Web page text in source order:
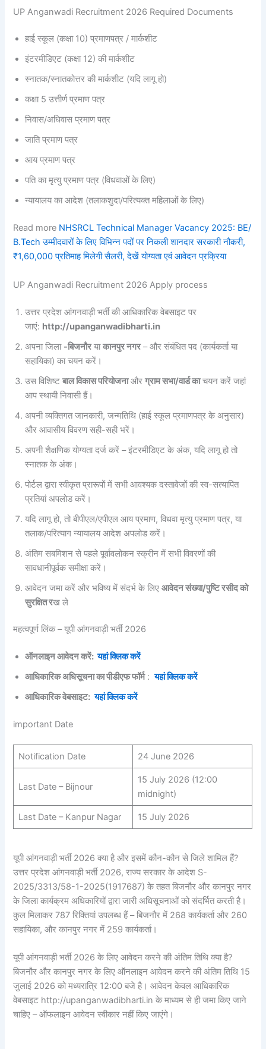
UP Anganwadi Recruitment 2026 Required Documents
हाई स्कूल (कक्षा 10) प्रमाणपत्र / मार्कशीट
इंटरमीडिएट (कक्षा 12) की मार्कशीट
स्नातक/स्नातकोत्तर की मार्कशीट (यदि लागू हो)
कक्षा 5 उत्तीर्ण प्रमाण पत्र
निवास/अधिवास प्रमाण पत्र
जाति प्रमाण पत्र
आय प्रमाण पत्र
पति का मृत्यु प्रमाण पत्र (विधवाओं के लिए)
न्यायालय का आदेश (तलाकशुदा/परित्यक्त महिलाओं के लिए)
Read more NHSRCL Technical Manager Vacancy 2025: BE/
B.Tech उम्मीदवारों के लिए विभिन्न पदों पर निकली शानदार सरकारी नौकरी,
₹1,60,000 प्रतिमाह मिलेगी सैलरी, देखें योग्यता एवं आवेदन प्रक्रिया
UP Anganwadi Recruitment 2026 Apply process
उत्तर प्रदेश आंगनवाड़ी भर्ती की आधिकारिक वेबसाइट पर
जाएं: http://upanganwadibharti.in
अपना जिला -बिजनौरयाकानपुर नगर– और संबंधित पद (कार्यकर्ता या
सहायिका) का चयन करें।
उस विशिष्टबाल विकास परियोजनाऔरग्राम सभा/वार्ड काचयन करें जहां
आप स्थायी निवासी हैं।
अपनी व्यक्तिगत जानकारी, जन्मतिथि (हाई स्कूल प्रमाणपत्र के अनुसार)
और आवासीय विवरण सही-सही भरें।
अपनी शैक्षणिक योग्यता दर्ज करें – इंटरमीडिएट के अंक, यदि लागू हो तो
स्नातक के अंक।
पोर्टल द्वारा स्वीकृत प्रारूपों में सभी आवश्यक दस्तावेजों की स्व-सत्यापित
प्रतियां अपलोड करें।
यदि लागू हो, तो बीपीएल/एपीएल आय प्रमाण, विधवा मृत्यु प्रमाण पत्र, या
तलाक/परित्याग न्यायालय आदेश अपलोड करें।
अंतिम सबमिशन से पहले पूर्वावलोकन स्क्रीन में सभी विवरणों की
सावधानीपूर्वक समीक्षा करें।
आवेदन जमा करें और भविष्य में संदर्भ के लिएआवेदन संख्या/पुष्टि रसीद को
सुरक्षित रख ले
महत्वपूर्ण लिंक – यूपी आंगनवाड़ी भर्ती 2026
ऑनलाइन आवेदन करें:यहां क्लिक करें
आधिकारिक अधिसूचना का पीडीएफ फॉर्म:यहां क्लिक करें
आधिकारिक वेबसाइट: यहां क्लिक करें
important Date
Notification Date 24 June 2026
Last Date – Bijnour
15 July 2026 (12:00
midnight)
Last Date – Kanpur Nagar 15 July 2026
यूपी आंगनवाड़ी भर्ती 2026 क्या है और इसमें कौन-कौन से जिले शामिल हैं?
उत्तर प्रदेश आंगनवाड़ी भर्ती 2026, राज्य सरकार के आदेश S-
2025/3313/58-1-2025(1917687) के तहत बिजनौर और कानपुर नगर
के जिला कार्यक्रम अधिकारियों द्वारा जारी अधिसूचनाओं को संदर्भित करती है।
कुल मिलाकर 787 रिक्तियां उपलब्ध हैं – बिजनौर में 268 कार्यकर्ता और 260
सहायिका, और कानपुर नगर में 259 कार्यकर्ता।
यूपी आंगनवाड़ी भर्ती 2026 के लिए आवेदन करने की अंतिम तिथि क्या है?
बिजनौर और कानपुर नगर के लिए ऑनलाइन आवेदन करने की अंतिम तिथि 15
जुलाई 2026 को मध्यरात्रि 12:00 बजे है। आवेदन केवल आधिकारिक
वेबसाइट http://upanganwadibharti.in के माध्यम से ही जमा किए जाने
चाहिए – ऑफलाइन आवेदन स्वीकार नहीं किए जाएंगे।